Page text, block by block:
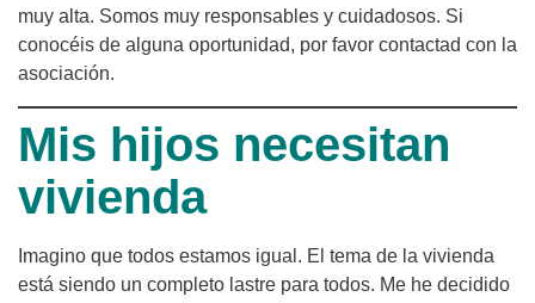
muy alta. Somos muy responsables y cuidadosos. Si
conocéis de alguna oportunidad, por favor contactad con la
asociación.
Mis hijos necesitan
vivienda
Imagino que todos estamos igual. El tema de la vivienda
está siendo un completo lastre para todos. Me he decidido